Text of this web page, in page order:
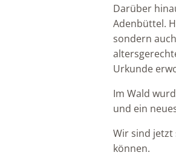
Darüber
Adenbüttel.
sondern
Urkunde
Im Wald
und ein
Wir sind jetzt
können.